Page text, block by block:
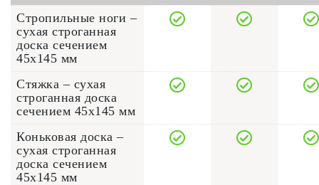
Стропильные ноги –
сухая строганная
доска сечением
45x145 мм
Стяжка – сухая
строганная доска
сечением 45x145 мм
Коньковая доска –
сухая строганная
доска сечением
45x145 мм